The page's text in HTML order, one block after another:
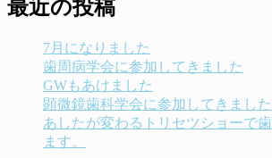
最近の投稿
7月になりました
歯周病学会に参加してきました
GWもあけました
顕微鏡歯科学会に参加してきました
あしたが変わるトリセツショーで
ます。